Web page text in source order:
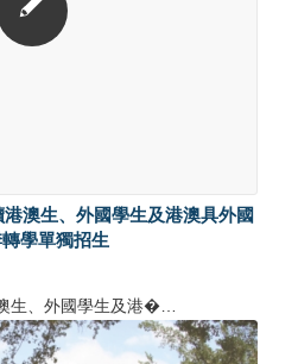
澳生、外國學生及港澳具外國
學單獨招生
生、外國學生及港�…